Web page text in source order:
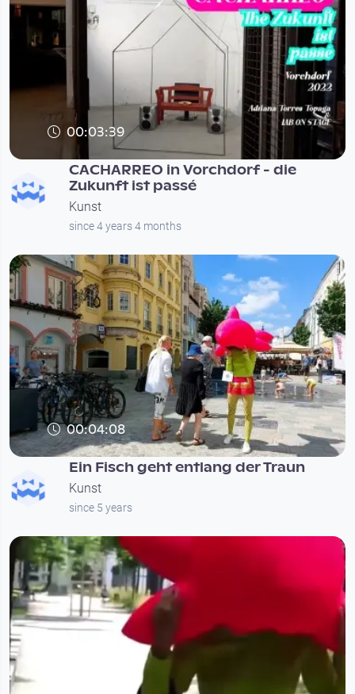
00:03:39
CACHARREO in Vorchdorf - die
Zukunft ist passé
Kunst
since 4 years 4 months
00:04:08
Ein Fisch geht entlang der Traun
Kunst
since 5 years